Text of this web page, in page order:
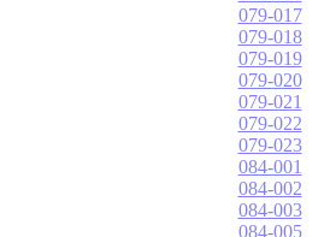
079-017
079-018
079-019
079-020
079-021
079-022
079-023
084-001
084-002
084-003
084-005